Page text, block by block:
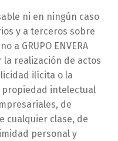
ni en ningún caso
y a terceros sobre
a GRUPO ENVERA
la realización de actos
ilícita o la
intelectual
de
cualquier clase, de
personal y